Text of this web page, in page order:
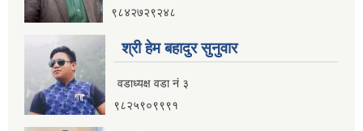
९८४२७२९२४८
श्री हेम बहादुर सुनुवार
वडाध्यक्ष वडा नं ३
९८२५९०९९९१